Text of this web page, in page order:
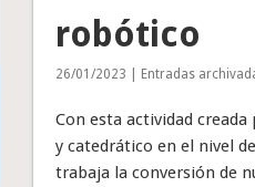
robótico
26/01/2023 | Entradas
Con esta actividad
y catedrático en el nivel
trabaja la conversión de